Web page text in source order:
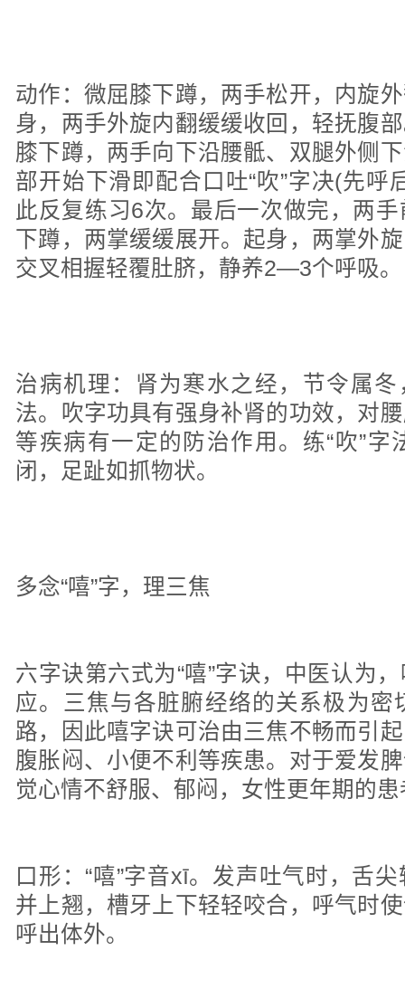
动作：微屈膝下蹲，两手松开，内旋
身，两手外旋内翻缓缓收回，轻抚腹
膝下蹲，两手向下沿腰骶、双腿外侧
部开始下滑即配合口吐“吹”字决(先呼
此反复练习6次。最后一次做完，两
下蹲，两掌缓缓展开。起身，两掌外
交叉相握轻覆肚脐，静养2—3个呼吸。
治病机理：肾为寒水之经，节令属冬
法。吹字功具有强身补肾的功效，对
等疾病有一定的防治作用。练“吹”
闭，足趾如抓物状。
多念“嘻”字，理三焦
六字诀第六式为“嘻”字诀，中医认为
应。三焦与各脏腑经络的关系极为密
路，因此嘻字诀可治由三焦不畅而引
腹胀闷、小便不利等疾患。对于爱发
觉心情不舒服、郁闷，女性更年期的
口形：“嘻”字音xī。发声吐气时，舌
并上翘，槽牙上下轻轻咬合，呼气时
呼出体外。